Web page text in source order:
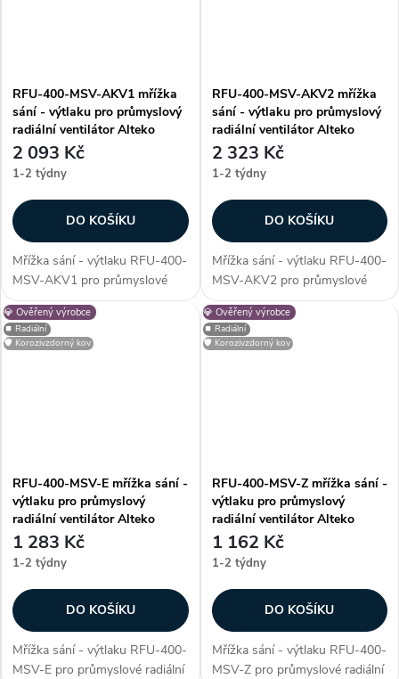
RFU-400-MSV-AKV1 mřížka
sání - výtlaku pro průmyslový
radiální ventilátor Alteko
2 093 Kč
1-2 týdny
DO KOŠÍKU
Mřížka sání - výtlaku RFU-400-
MSV-AKV1 pro průmyslové
radiální ventilátory řady RFU -
400. Mřížka slouží jako
ochranný prvek, který zabrání
RFU-400-MSV-AKV2 mřížka
sání - výtlaku pro průmyslový
radiální ventilátor Alteko
2 323 Kč
1-2 týdny
DO KOŠÍKU
Mřížka sání - výtlaku RFU-400-
MSV-AKV2 pro průmyslové
radiální ventilátory řady RFU -
400. Mřížka slouží jako
ochranný prvek, který zabrání
💎 Ověřený výrobce
⏹️ Radiální
🛡️ Korozivzdorný kov
RFU-400-MSV-E mřížka sání -
výtlaku pro průmyslový
radiální ventilátor Alteko
1 283 Kč
1-2 týdny
DO KOŠÍKU
Mřížka sání - výtlaku RFU-400-
MSV-E pro průmyslové radiální
💎 Ověřený výrobce
⏹️ Radiální
🛡️ Korozivzdorný kov
RFU-400-MSV-Z mřížka sání -
výtlaku pro průmyslový
radiální ventilátor Alteko
1 162 Kč
1-2 týdny
DO KOŠÍKU
Mřížka sání - výtlaku RFU-400-
MSV-Z pro průmyslové radiální